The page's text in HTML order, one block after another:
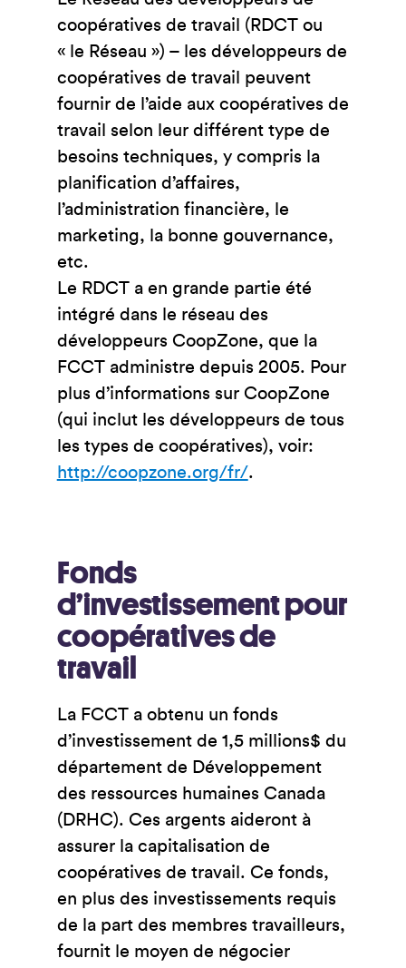
coopératives de travail (RDCT ou
« le Réseau ») – les développeurs de
coopératives de travail peuvent
fournir de l’aide aux coopératives de
travail selon leur différent type de
besoins techniques, y compris la
planification d’affaires,
l’administration financière, le
marketing, la bonne gouvernance,
etc.
Le RDCT a en grande partie été
intégré dans le réseau des
développeurs CoopZone, que la
FCCT administre depuis 2005. Pour
plus d’informations sur CoopZone
(qui inclut les développeurs de tous
les types de coopératives), voir:
http://coopzone.org/fr/.
Fonds
d’investissement pour
coopératives de
travail
La FCCT a obtenu un fonds
d’investissement de 1,5 millions$ du
département de Développement
des ressources humaines Canada
(DRHC). Ces argents aideront à
assurer la capitalisation de
coopératives de travail. Ce fonds,
en plus des investissements requis
de la part des membres travailleurs,
fournit le moyen de négocier